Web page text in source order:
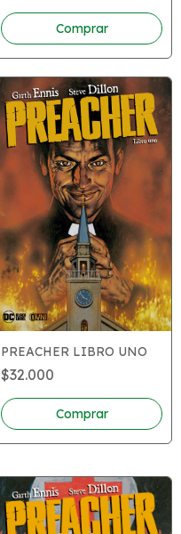
PREACHER LIBRO UNO
$32.000